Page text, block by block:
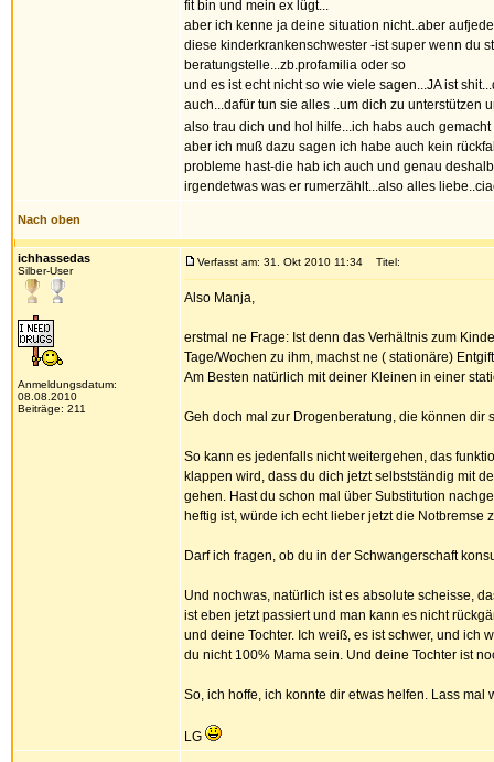
fit bin und mein ex lügt...
aber ich kenne ja deine situation nicht..aber
diese kinderkrankenschwester -ist super wenn du
beratungstelle...zb.profamilia oder so
und es ist echt nicht so wie viele sagen...JA ist
auch...dafür tun sie alles ..um dich zu unterstützen
also trau dich und hol hilfe...ich habs auch
aber ich muß dazu sagen ich habe auch kein
probleme hast-die hab ich auch und genau
irgendetwas was er rumerzählt...also alles
Nach oben
ichhassedas
Silber-User
Anmeldungsdatum:
08.08.2010
Beiträge: 211
Verfasst am: 31. Okt 2010 11:34 Titel:
Also Manja,
erstmal ne Frage: Ist denn das Verhältnis zum
Tage/Wochen zu ihm, machst ne ( stationäre)
Am Besten natürlich mit deiner Kleinen in einer
Geh doch mal zur Drogenberatung, die können dir
So kann es jedenfalls nicht weitergehen, das
klappen wird, dass du dich jetzt selbstständig mit
gehen. Hast du schon mal über Substitution
heftig ist, würde ich echt lieber jetzt die
Darf ich fragen, ob du in der Schwangerschaft
Und nochwas, natürlich ist es absolute scheisse,
ist eben jetzt passiert und man kann es nicht
und deine Tochter. Ich weiß, es ist schwer, und ich
du nicht 100% Mama sein. Und deine Tochter ist
So, ich hoffe, ich konnte dir etwas helfen. Lass mal
LG